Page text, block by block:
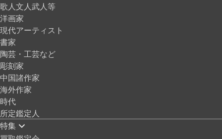
歌人文人武人等
洋画家
現代アーティスト
書家
陶芸・工芸など
彫刻家
中国諸作家
海外作家
時代
所定鑑定人
特集